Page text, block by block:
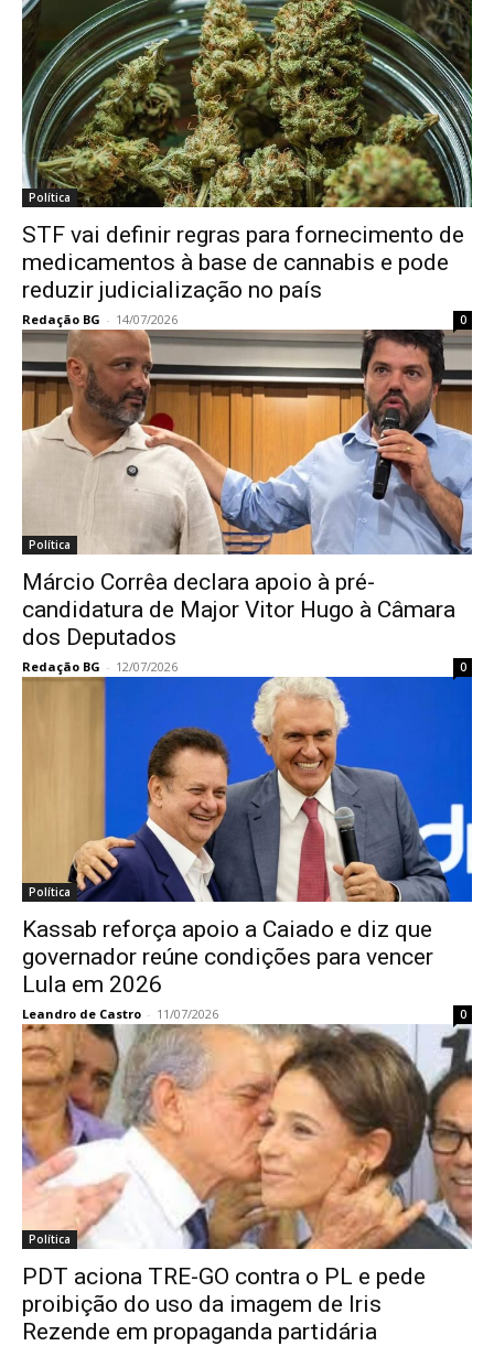
Política
STF vai definir regras para fornecimento de
medicamentos à base de cannabis e pode
reduzir judicialização no país
Redação BG - 14/07/2026 0
Política
Márcio Corrêa declara apoio à pré-
candidatura de Major Vitor Hugo à Câmara
dos Deputados
Redação BG - 12/07/2026 0
Política
Kassab reforça apoio a Caiado e diz que
governador reúne condições para vencer
Lula em 2026
Leandro de Castro - 11/07/2026 0
Política
PDT aciona TRE-GO contra o PL e pede
proibição do uso da imagem de Iris
Rezende em propaganda partidária